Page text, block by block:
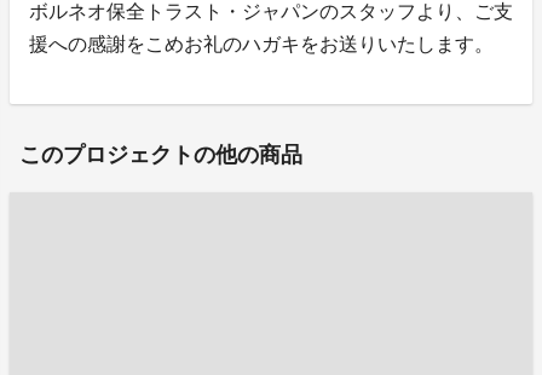
ボルネオ保全トラスト・ジャパンのスタッフより、ご支
援への感謝をこめお礼のハガキをお送りいたします。
このプロジェクトの他の商品